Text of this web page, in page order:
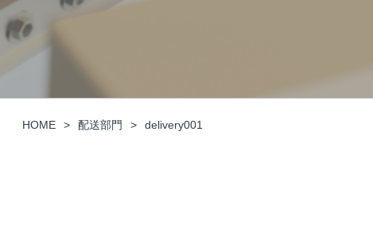
HOME 配送部門 delivery001